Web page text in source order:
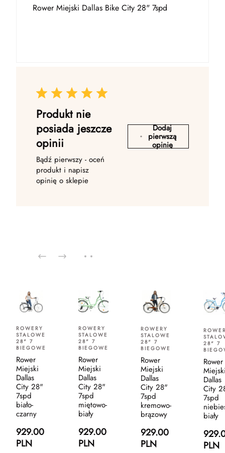
Rower Miejski Dallas Bike City 28" 7spd
Produkt nie
posiada jeszcze
opinii
Bądź pierwszy - oceń
produkt i napisz
opinię o sklepie
Dodaj
pierwszą
opinię
ROWERY
STALOWE
28" 7
BIEGOWE
Rower
Miejski
Dallas
City 28"
7spd
biało-
czarny
929.00
PLN
ROWERY
STALOWE
28" 7
BIEGOWE
Rower
Miejski
Dallas
City 28"
7spd
miętowo-
biały
929.00
PLN
ROWERY
STALOWE
28" 7
BIEGOWE
Rower
Miejski
Dallas
City 28"
7spd
kremowo-
brązowy
929.00
PLN
28" 7
Rower
Dallas
City
7spd
biały
PLN